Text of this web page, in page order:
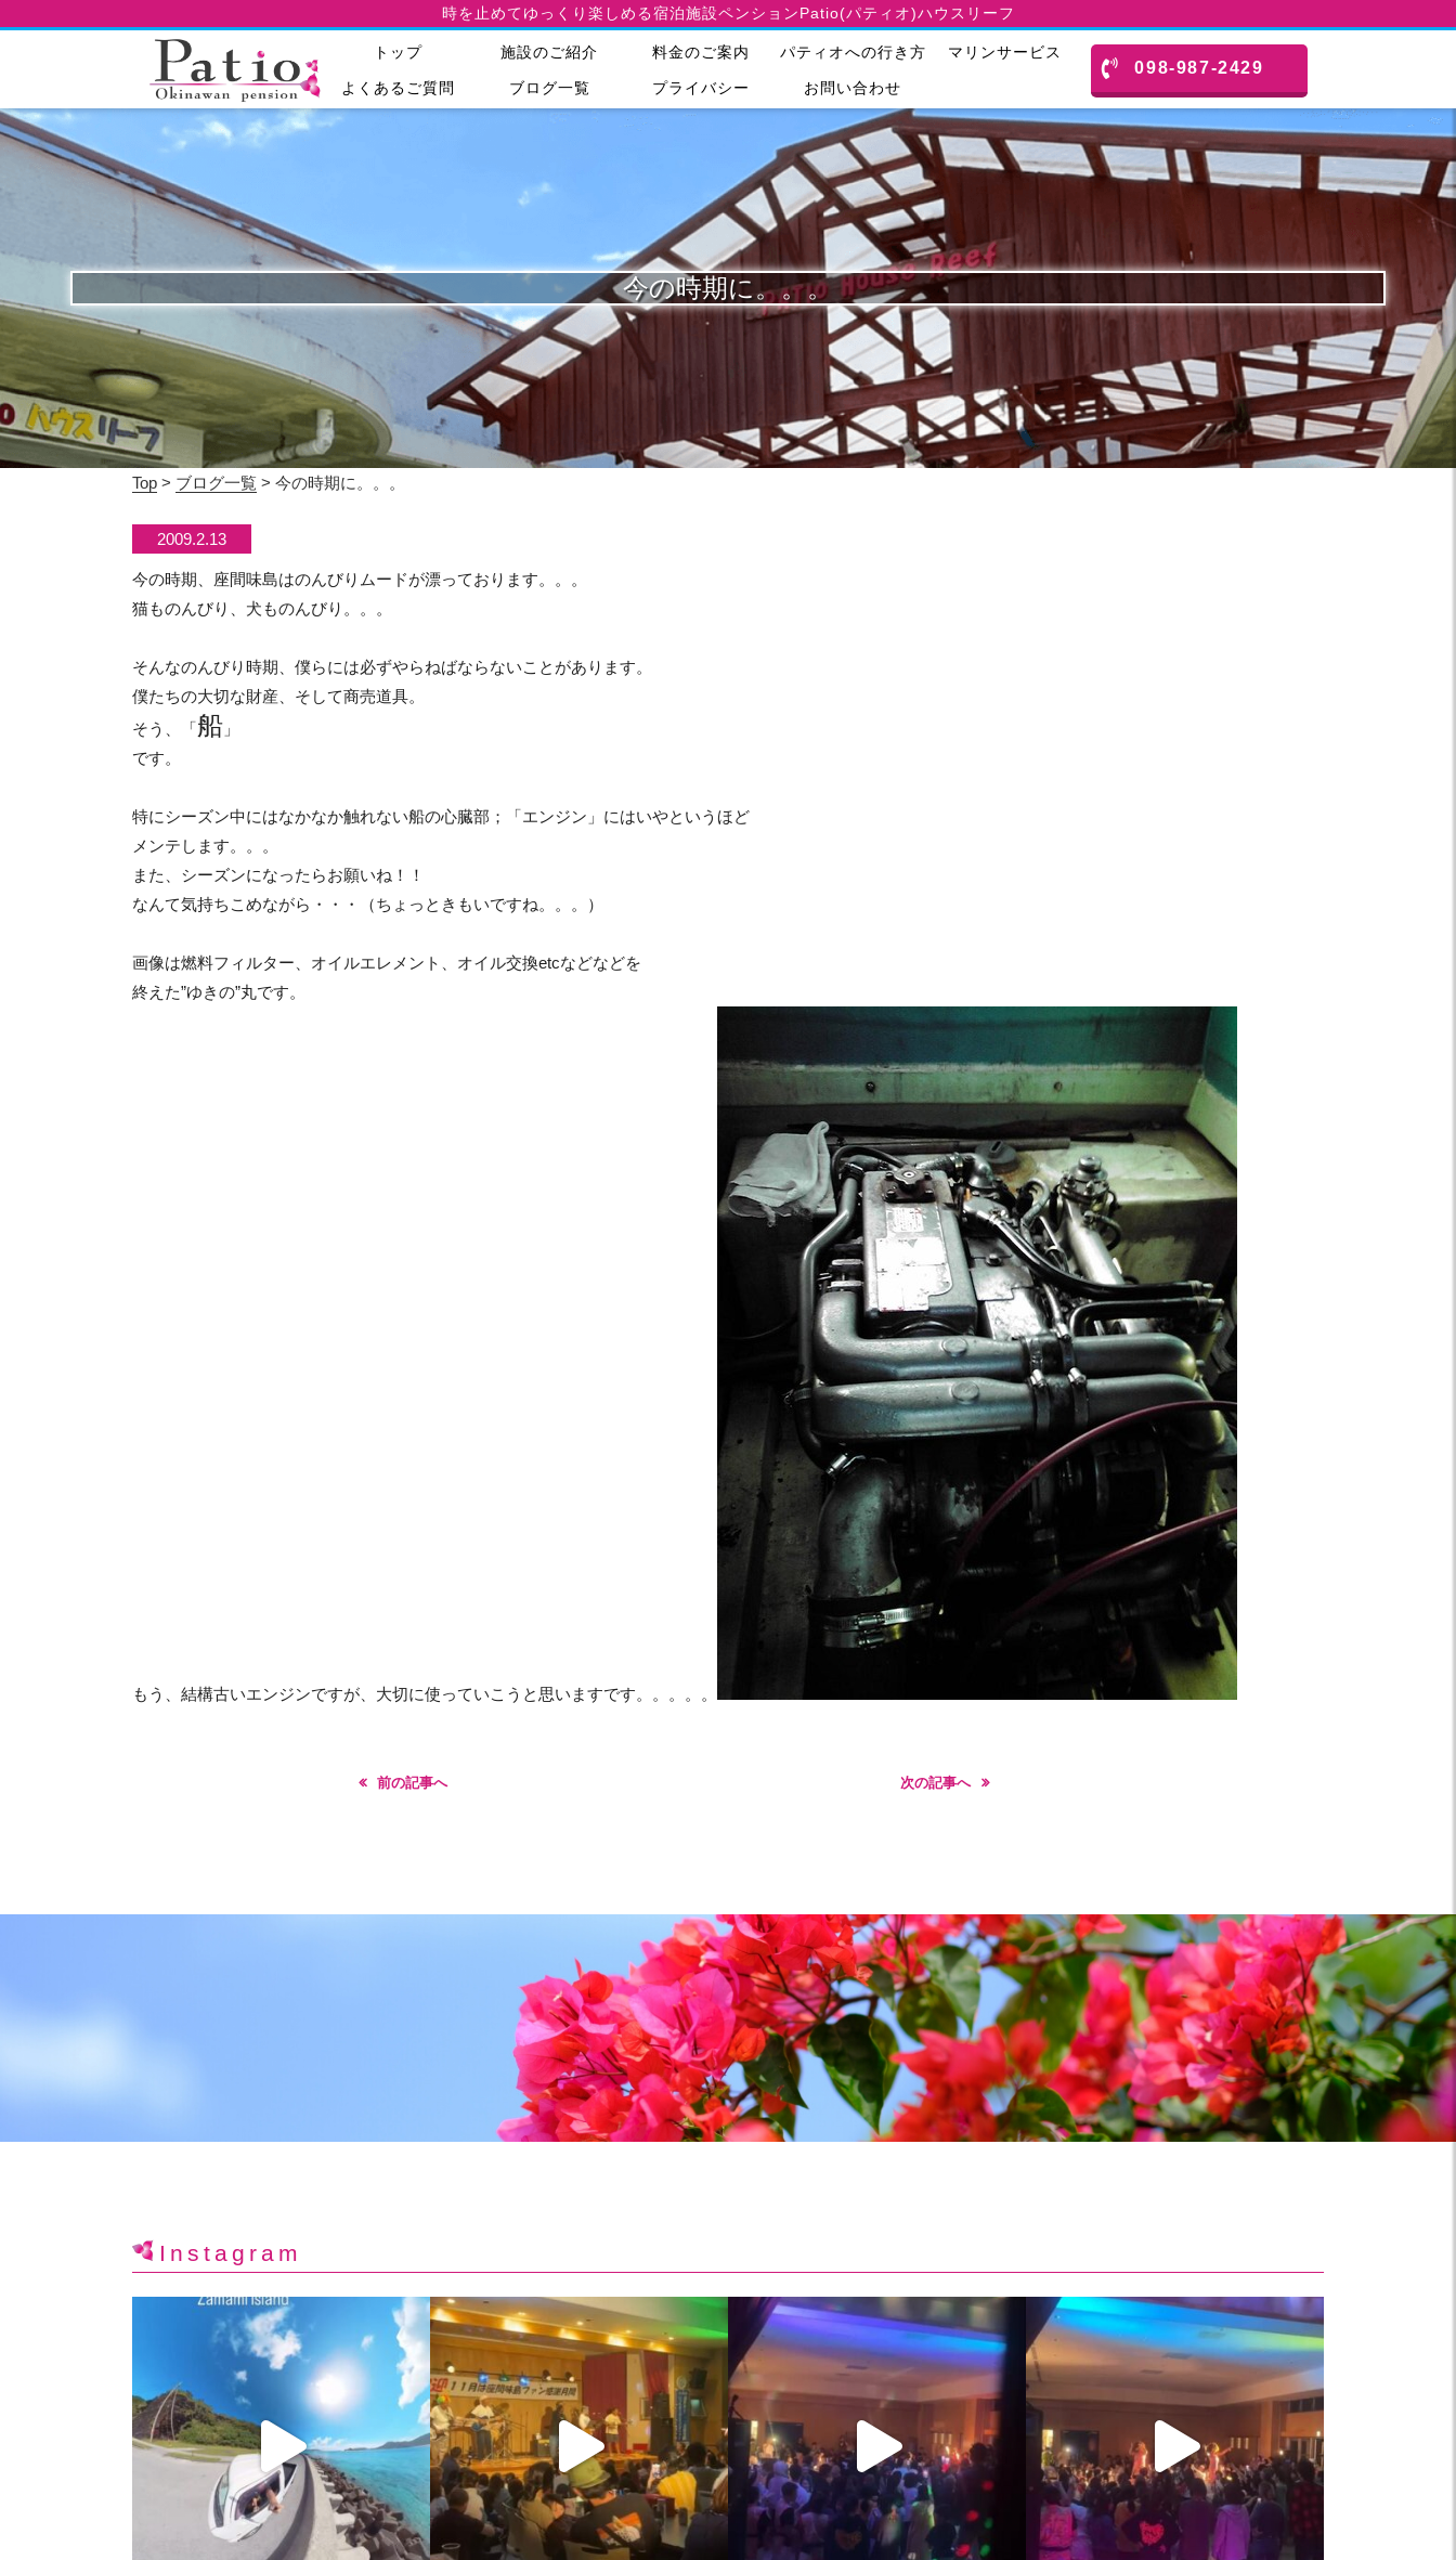
時を止めてゆっくり楽しめる宿泊施設ペンションPatio(パティオ)ハウスリーフ
トップ 施設のご紹介 料金のご案内 パティオへの行き方 マリンサービス
よくあるご質問 ブログ一覧 プライバシー お問い合わせ
098-987-2429
今の時期に。。。
Top > ブログ一覧 > 今の時期に。。。
2009.2.13
今の時期、座間味島はのんびりムードが漂っております。。。
猫ものんびり、犬ものんびり。。。
そんなのんびり時期、僕らには必ずやらねばならないことがあります。
僕たちの大切な財産、そして商売道具。
そう、「船 」
です。
特にシーズン中にはなかなか触れない船の心臓部；「エンジン」にはいやというほど
メンテします。。。
また、シーズンになったらお願いね！！
なんて気持ちこめながら・・・（ちょっときもいですね。。。）
画像は燃料フィルター、オイルエレメント、オイル交換etcなどなどを
終えた”ゆきの”丸です。
もう、結構古いエンジンですが、大切に使っていこうと思いますです。。。。。
前の記事へ 次の記事へ
Instagram